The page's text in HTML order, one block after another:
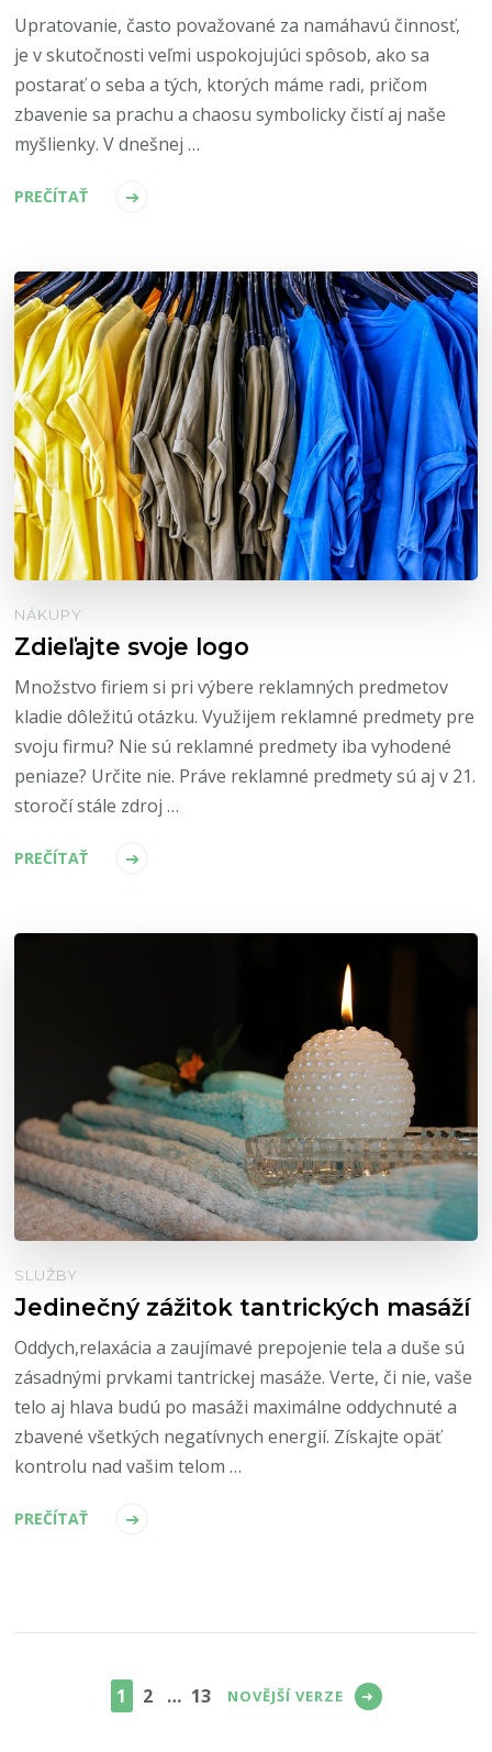
Upratovanie, často považované za namáhavú činnosť,
je v skutočnosti veľmi uspokojujúci spôsob, ako sa
postarať o seba a tých, ktorých máme radi, pričom
zbavenie sa prachu a chaosu symbolicky čistí aj naše
myšlienky. V dnešnej …
PREČÍTAŤ
NÁKUPY
Zdieľajte svoje logo
Množstvo firiem si pri výbere reklamných predmetov
kladie dôležitú otázku. Využijem reklamné predmety pre
svoju firmu? Nie sú reklamné predmety iba vyhodené
peniaze? Určite nie. Práve reklamné predmety sú aj v 21.
storočí stále zdroj …
PREČÍTAŤ
SLUŽBY
Jedinečný zážitok tantrických masáží
Oddych,relaxácia a zaujímavé prepojenie tela a duše sú
zásadnými prvkami tantrickej masáže. Verte, či nie, vaše
telo aj hlava budú po masáži maximálne oddychnuté a
zbavené všetkých negatívnych energií. Získajte opäť
kontrolu nad vašim telom …
PREČÍTAŤ
příspěvků
STRÁNKA
1 STRÁNKA
2 … STRÁNKA
13 NOVĚJŠÍ VERZE